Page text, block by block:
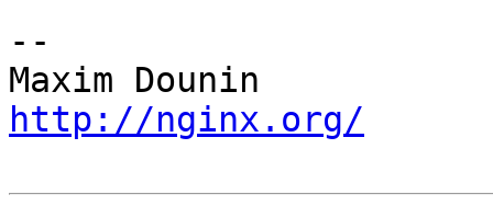
--
http://nginx.org/